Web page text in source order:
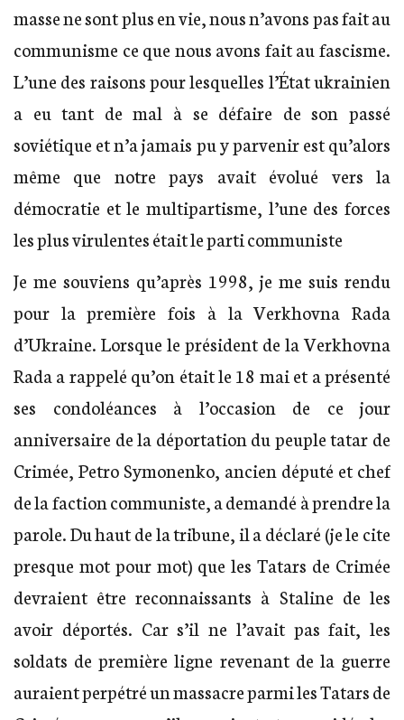
masse ne sont plus en vie, nous n’avons pas fait au
communisme ce que nous avons fait au fascisme.
L’une des raisons pour lesquelles l’État ukrainien
a eu tant de mal à se défaire de son passé
soviétique et n’a jamais pu y parvenir est qu’alors
même que notre pays avait évolué vers la
démocratie et le multipartisme, l’une des forces
les plus virulentes était le parti communiste
Je me souviens qu’après 1998, je me suis rendu
pour la première fois à la Verkhovna Rada
d’Ukraine. Lorsque le président de la Verkhovna
Rada a rappelé qu’on était le 18 mai et a présenté
ses condoléances à l’occasion de ce jour
anniversaire de la déportation du peuple tatar de
Crimée, Petro Symonenko, ancien député et chef
de la faction communiste, a demandé à prendre la
parole. Du haut de la tribune, il a déclaré (je le cite
presque mot pour mot) que les Tatars de Crimée
devraient être reconnaissants à Staline de les
avoir déportés. Car s’il ne l’avait pas fait, les
soldats de première ligne revenant de la guerre
auraient perpétré un massacre parmi les Tatars de